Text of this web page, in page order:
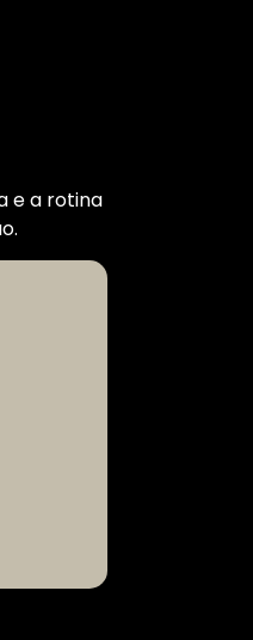
e a rotina